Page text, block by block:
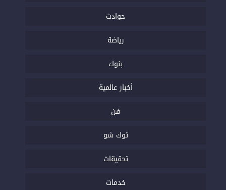
حوادث
رياضة
بنوك
أخبار عالمية
فن
توك شو
تحقيقات
خدمات